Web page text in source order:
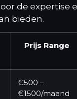
de expertise
bieden.
Prijs Range
€500 –
€1500/maand